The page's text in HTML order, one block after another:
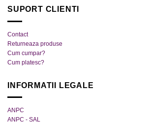
SUPORT CLIENTI
Contact
Returneaza produse
Cum cumpar?
Cum platesc?
INFORMATII LEGALE
ANPC
ANPC - SAL